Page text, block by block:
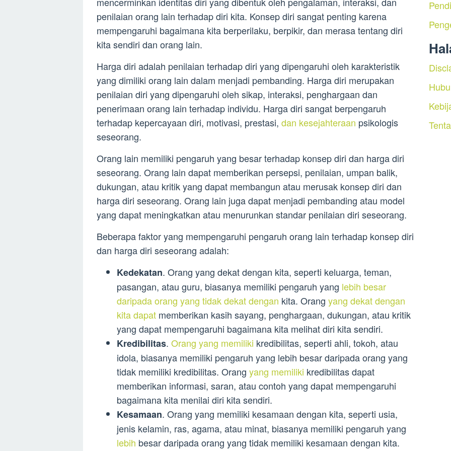
penilaian orang lain terhadap diri kita. Konsep diri sangat penting karena
mempengaruhi bagaimana kita berperilaku, berpikir, dan merasa tentang diri
kita sendiri dan orang lain.
Harga diri adalah penilaian terhadap diri yang dipengaruhi oleh karakteristik
yang dimiliki orang lain dalam menjadi pembanding. Harga diri merupakan
penilaian diri yang dipengaruhi oleh sikap, interaksi, penghargaan dan
penerimaan orang lain terhadap individu. Harga diri sangat berpengaruh
terhadap kepercayaan diri, motivasi, prestasi, dan kesejahteraan psikologis
seseorang.
Orang lain memiliki pengaruh yang besar terhadap konsep diri dan harga diri
seseorang. Orang lain dapat memberikan persepsi, penilaian, umpan balik,
dukungan, atau kritik yang dapat membangun atau merusak konsep diri dan
harga diri seseorang. Orang lain juga dapat menjadi pembanding atau model
yang dapat meningkatkan atau menurunkan standar penilaian diri seseorang.
Beberapa faktor yang mempengaruhi pengaruh orang lain terhadap konsep diri
dan harga diri seseorang adalah:
Kedekatan. Orang yang dekat dengan kita, seperti keluarga, teman,
pasangan, atau guru, biasanya memiliki pengaruh yang lebih besar
daripada orang yang tidak dekat dengan kita. Orang yang dekat dengan
kita dapat memberikan kasih sayang, penghargaan, dukungan, atau kritik
yang dapat mempengaruhi bagaimana kita melihat diri kita sendiri.
Kredibilitas. Orang yang memiliki kredibilitas, seperti ahli, tokoh, atau
idola, biasanya memiliki pengaruh yang lebih besar daripada orang yang
tidak memiliki kredibilitas. Orang yang memiliki kredibilitas dapat
memberikan informasi, saran, atau contoh yang dapat mempengaruhi
bagaimana kita menilai diri kita sendiri.
Kesamaan. Orang yang memiliki kesamaan dengan kita, seperti usia,
jenis kelamin, ras, agama, atau minat, biasanya memiliki pengaruh yang
lebih besar daripada orang yang tidak memiliki kesamaan dengan kita.